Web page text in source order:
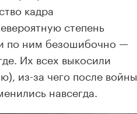
кадра
степень
по ним безошибочно —
Их всех выкосили
из-за чего после войны
навсегда.